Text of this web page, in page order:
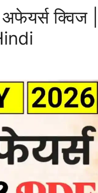
क्विज |